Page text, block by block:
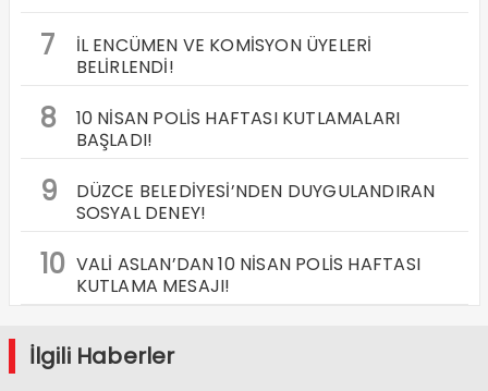
7
İL ENCÜMEN VE KOMİSYON ÜYELERİ
BELİRLENDİ!
8
10 NİSAN POLİS HAFTASI KUTLAMALARI
BAŞLADI!
9
DÜZCE BELEDİYESİ’NDEN DUYGULANDIRAN
SOSYAL DENEY!
10 VALİ ASLAN’DAN 10 NİSAN POLİS HAFTASI
KUTLAMA MESAJI!
İlgili Haberler